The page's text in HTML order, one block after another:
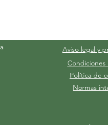
Aviso legal y
Condiciones
Política de
Normas